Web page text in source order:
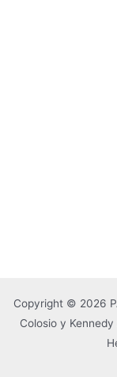
Copyright © 2026
Colosio y